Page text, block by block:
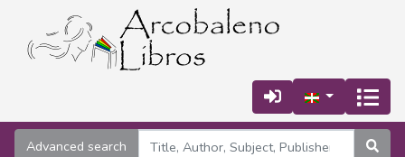
Advanced search